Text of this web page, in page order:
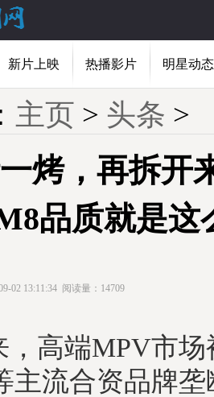
新片上映 热播影片 明星动态
主页 > 头条 >
烤，再拆开
品质就是这
02 13:11:34 阅读量：14709
，高端MPV市
主流合资品牌垄